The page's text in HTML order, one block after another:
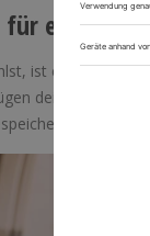
einen
ist es
deine Pläne
haben.